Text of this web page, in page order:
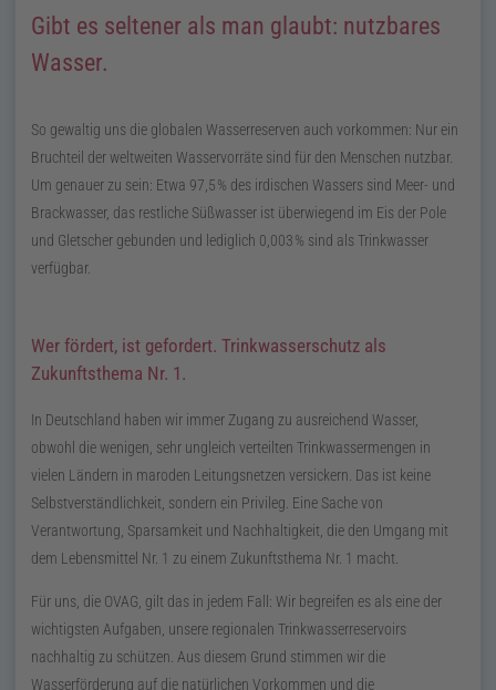
Gibt es seltener als man glaubt: nutzbares
Wasser.
So gewaltig uns die globalen Wasserreserven auch vorkommen: Nur ein
Bruchteil der weltweiten Wasservorräte sind für den Menschen nutzbar.
Um genauer zu sein: Etwa 97,5% des irdischen Wassers sind Meer- und
Brackwasser, das restliche Süßwasser ist überwiegend im Eis der Pole
und Gletscher gebunden und lediglich 0,003% sind als Trinkwasser
verfügbar.
Wer fördert, ist gefordert. Trinkwasserschutz als
Zukunftsthema Nr. 1.
In Deutschland haben wir immer Zugang zu ausreichend Wasser,
obwohl die wenigen, sehr ungleich verteilten Trinkwassermengen in
vielen Ländern in maroden Leitungsnetzen versickern. Das ist keine
Selbstverständlichkeit, sondern ein Privileg. Eine Sache von
Verantwortung, Sparsamkeit und Nachhaltigkeit, die den Umgang mit
dem Lebensmittel Nr. 1 zu einem Zukunftsthema Nr. 1 macht.
Für uns, die OVAG, gilt das in jedem Fall: Wir begreifen es als eine der
wichtigsten Aufgaben, unsere regionalen Trinkwasserreservoirs
nachhaltig zu schützen. Aus diesem Grund stimmen wir die
Wasserförderung auf die natürlichen Vorkommen und die